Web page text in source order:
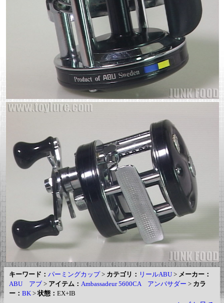
キーワード： パーミングカップ> カテゴリ： リールABU > メーカー：
ABU アブ > アイテム： Ambassadeur 5600CA アンバサダー > カラ
ー： BK >状態： EX+IB